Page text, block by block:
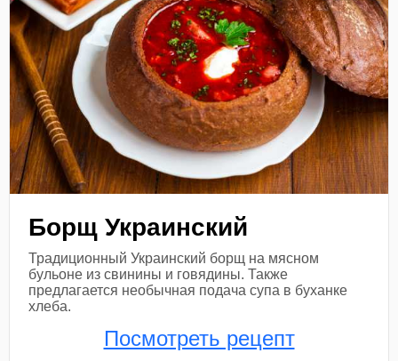
Борщ Украинский
Традиционный Украинский борщ на мясном
бульоне из свинины и говядины. Также
предлагается необычная подача супа в буханке
хлеба.
Посмотреть рецепт